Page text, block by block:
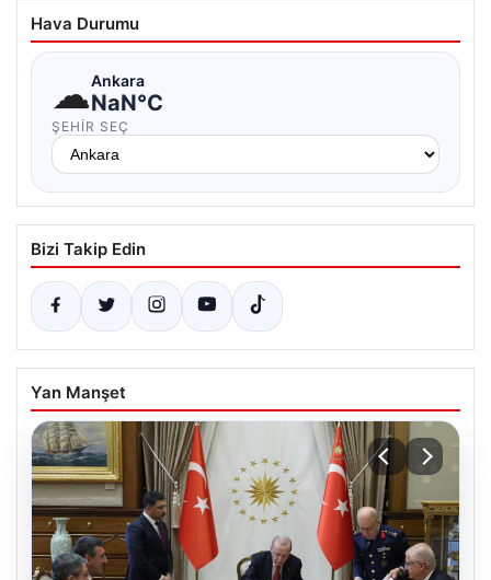
Hava Durumu
☁Ankara
NaN°C
ŞEHIR SEÇ
Bizi Takip Edin
Yan Manşet